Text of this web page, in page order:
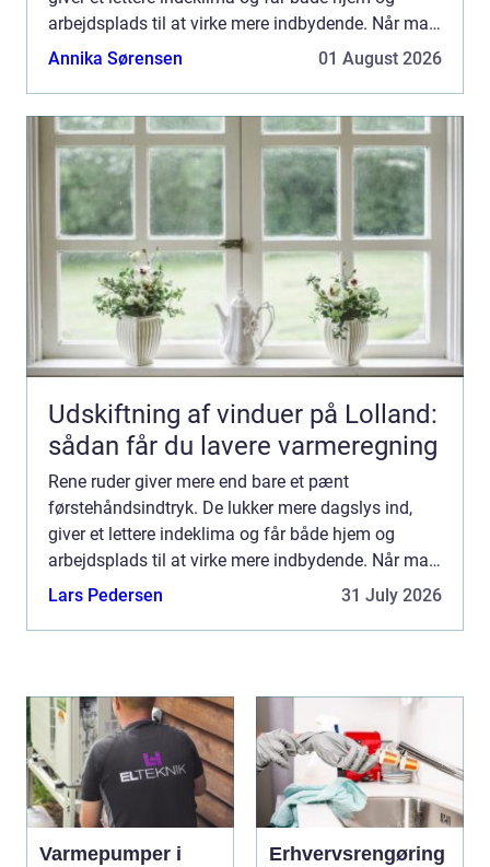
arbejdsplads til at virke mere indbydende. Når man
taler om Vinudespolering Odense, handler det både
Annika Sørensen 01 August 2026
Udskiftning af vinduer på Lolland:
sådan får du lavere varmeregning
Rene ruder giver mere end bare et pænt
førstehåndsindtryk. De lukker mere dagslys ind,
giver et lettere indeklima og får både hjem og
arbejdsplads til at virke mere indbydende. Når man
taler om Vinudespolering Odense, handler det både
Lars Pedersen 31 July 2026
Varmepumper i
Erhvervsrengøring